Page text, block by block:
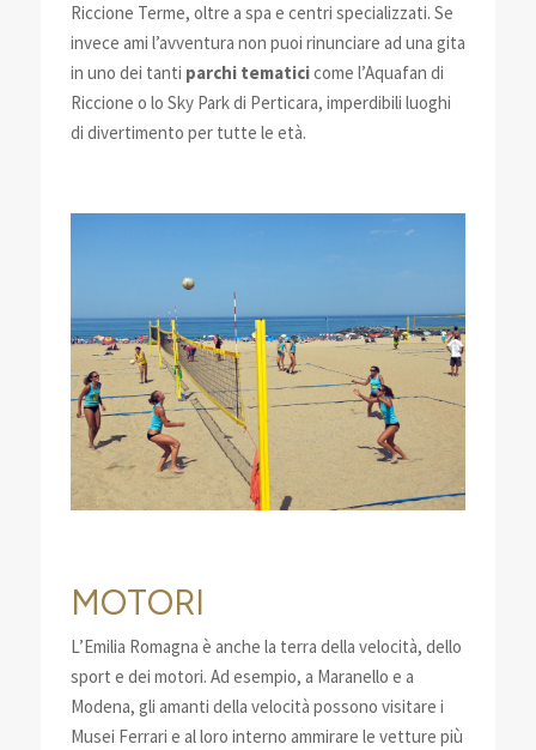
Riccione Terme, oltre a spa e centri specializzati. Se
invece ami l’avventura non puoi rinunciare ad una gita
in uno dei tanti parchi tematicicome l’Aquafan di
Riccione o lo Sky Park di Perticara, imperdibili luoghi
di divertimento per tutte le età.
MOTORI
L’Emilia Romagna è anche la terra della velocità, dello
sport e dei motori. Ad esempio, a Maranello e a
Modena, gli amanti della velocità possono visitare i
Musei Ferrari e al loro interno ammirare le vetture più